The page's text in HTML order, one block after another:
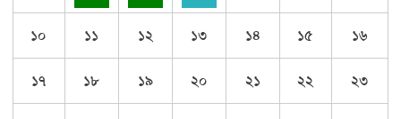
১০ ১১ ১২ ১৩ ১৪ ১৫ ১৬
১৭ ১৮ ১৯ ২০ ২১ ২২ ২৩